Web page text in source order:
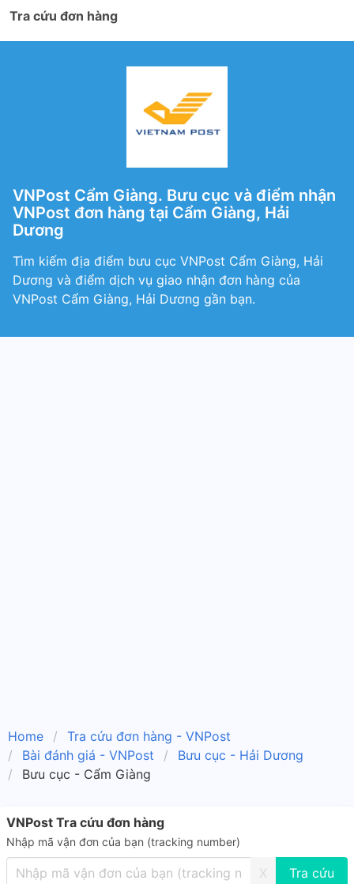
Tra cứu đơn hàng
VNPost Cẩm Giàng. Bưu cục và điểm nhận
VNPost đơn hàng tại Cẩm Giàng, Hải
Dương
Tìm kiếm địa điểm bưu cục VNPost Cẩm Giàng, Hải
Dương và điểm dịch vụ giao nhận đơn hàng của
VNPost Cẩm Giàng, Hải Dương gần bạn.
Home
Tra cứu đơn hàng - VNPost
Bài đánh giá - VNPost
Bưu cục - Hải Dương
Bưu cục - Cẩm Giàng
VNPost Tra cứu đơn hàng
Nhập mã vận đơn của bạn (tracking number)
X